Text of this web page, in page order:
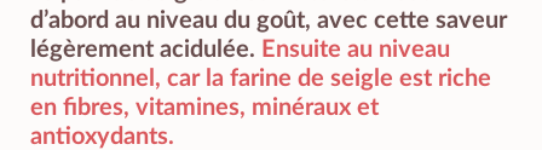
d’abord au niveau du goût, avec cette saveur
légèrement acidulée. Ensuite au niveau
nutritionnel, car la farine de seigle est riche
en fibres, vitamines, minéraux et
antioxydants.